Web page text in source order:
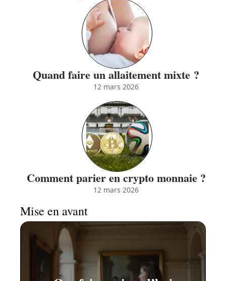
Quand faire un allaitement mixte ?
12 mars 2026
Comment parier en crypto monnaie ?
12 mars 2026
Mise en avant